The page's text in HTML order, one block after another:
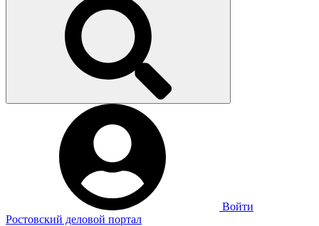
Войти
Ростовский деловой портал